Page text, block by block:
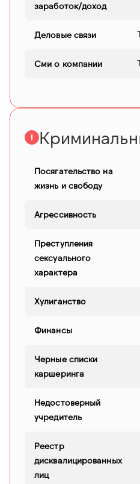
заработок/доход
Деловые связи
Сми о компании
Посягательство на
жизнь и свободу
Агрессивность
Преступления
сексуального
характера
Хулиганство
Финансы
Черные списки
каршеринга
Недостоверный
учредитель
Реестр
дисквалицированных
лиц